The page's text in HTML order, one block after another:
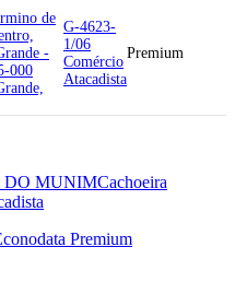
de
-
000
G-4623-
1/06
Comércio
Atacadista
Premium
DO MUNIMCachoeira
Premium